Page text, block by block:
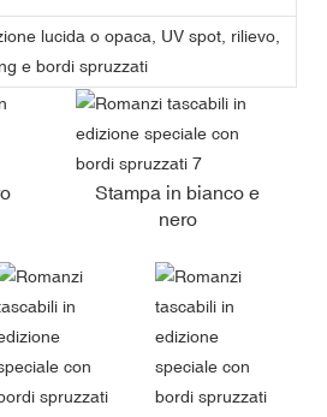
lucida o opaca, UV spot, rilievo,
e bordi spruzzati
Stampa in bianco e
nero